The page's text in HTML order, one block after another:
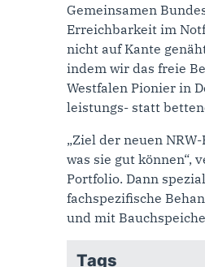
Gemeinsamen
Erreichbarkeit im
nicht auf Kante
indem wir das freie
Westfalen Pionier in
leistungs- statt
„Ziel der neuen
was sie gut können“,
Portfolio. Dann
fachspezifische
und mit
Tags